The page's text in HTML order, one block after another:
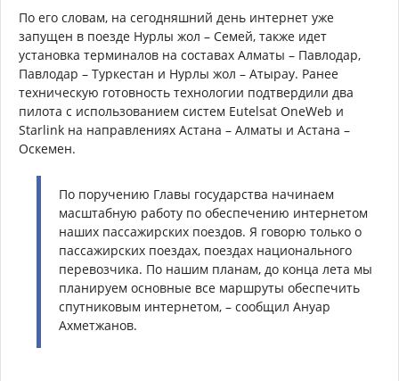
По его словам, на сегодняшний день интернет уже
запущен в поезде Нурлы жол – Семей, также идет
установка терминалов на составах Алматы – Павлодар,
Павлодар – Туркестан и Нурлы жол – Атырау. Ранее
техническую готовность технологии подтвердили два
пилота с использованием систем Eutelsat OneWeb и
Starlink на направлениях Астана – Алматы и Астана –
Оскемен.
По поручению Главы государства начинаем
масштабную работу по обеспечению интернетом
наших пассажирских поездов. Я говорю только о
пассажирских поездах, поездах национального
перевозчика. По нашим планам, до конца лета мы
планируем основные все маршруты обеспечить
спутниковым интернетом, – сообщил Ануар
Ахметжанов.